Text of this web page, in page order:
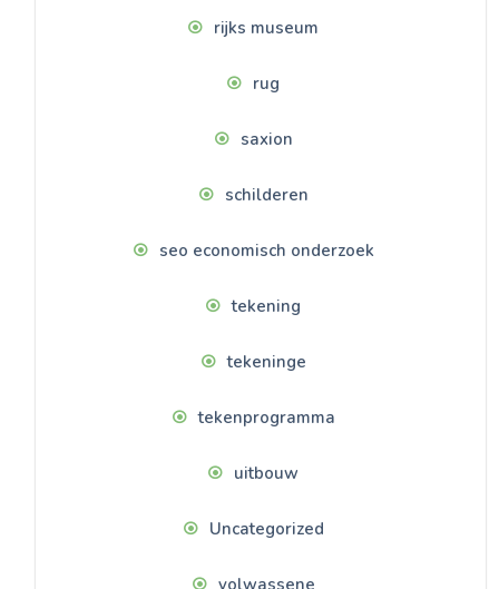
rijks museum
rug
saxion
schilderen
seo economisch onderzoek
tekening
tekeninge
tekenprogramma
uitbouw
Uncategorized